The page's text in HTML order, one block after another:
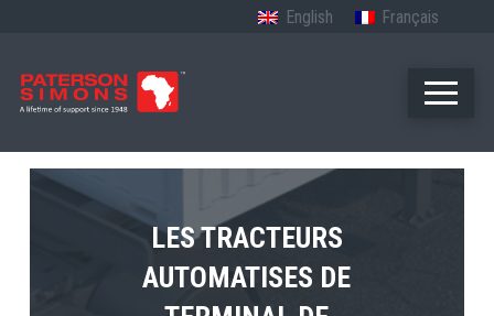
English Français
LES TRACTEURS
AUTOMATISES DE
LE PREMIER TUGMASTER
MPS TEMA PRESENTE